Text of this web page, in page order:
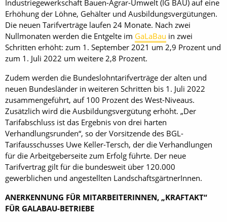
Industriegewerkschaft Bauen-Agrar-Umwelt (IG BAU) auf eine
Erhöhung der Löhne, Gehälter und Ausbildungsvergütungen.
Die neuen Tarifverträge laufen 24 Monate. Nach zwei
Nullmonaten werden die Entgelte im GaLaBau in zwei
Schritten erhöht: zum 1. September 2021 um 2,9 Prozent und
zum 1. Juli 2022 um weitere 2,8 Prozent.
Zudem werden die Bundeslohntarifverträge der alten und
neuen Bundesländer in weiteren Schritten bis 1. Juli 2022
zusammengeführt, auf 100 Prozent des West-Niveaus.
Zusätzlich wird die Ausbildungsvergütung erhöht. „Der
Tarifabschluss ist das Ergebnis von drei harten
Verhandlungsrunden“, so der Vorsitzende des BGL-
Tarifausschusses Uwe Keller-Tersch, der die Verhandlungen
für die Arbeitgeberseite zum Erfolg führte. Der neue
Tarifvertrag gilt für die bundesweit über 120.000
gewerblichen und angestellten LandschaftsgärtnerInnen.
ANERKENNUNG FÜR MITARBEITERINNEN, „KRAFTAKT“
FÜR GALABAU-BETRIEBE